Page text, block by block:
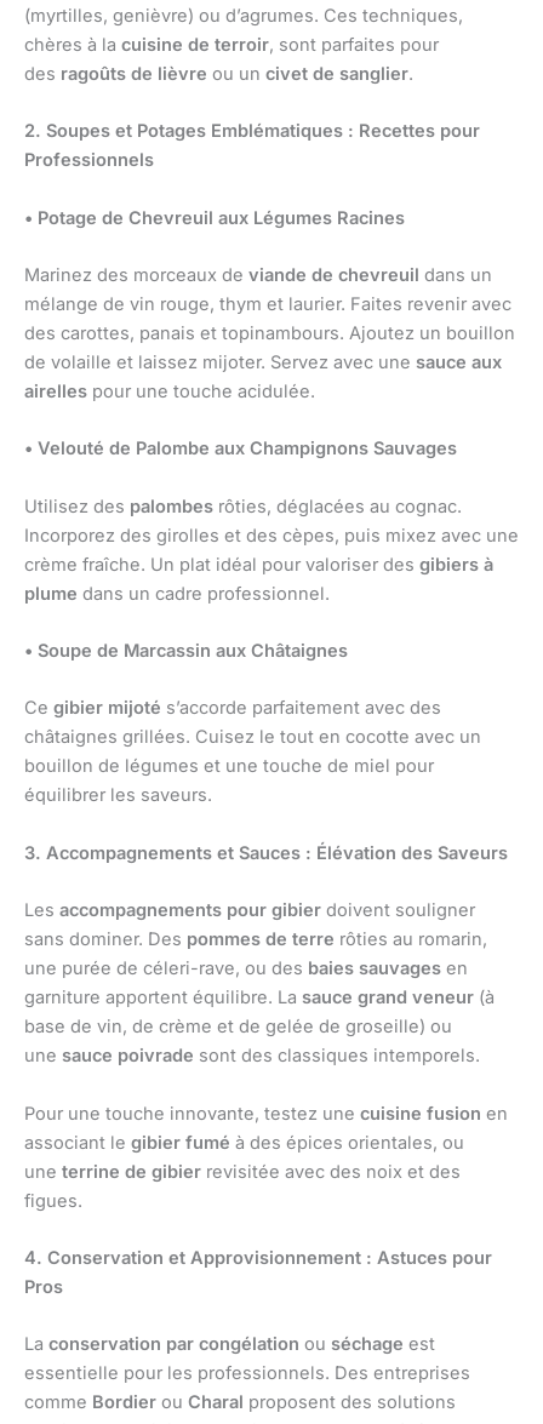
(myrtilles, genièvre) ou d’agrumes. Ces techniques,
chères à la cuisine de terroir, sont parfaites pour
des ragoûts de lièvre ou un civet de sanglier.
2. Soupes et Potages Emblématiques : Recettes pour
Professionnels
• Potage de Chevreuil aux Légumes Racines
Marinez des morceaux de viande de chevreuil dans un
mélange de vin rouge, thym et laurier. Faites revenir avec
des carottes, panais et topinambours. Ajoutez un bouillon
de volaille et laissez mijoter. Servez avec une sauce aux
airelles pour une touche acidulée.
• Velouté de Palombe aux Champignons Sauvages
Utilisez des palombes rôties, déglacées au cognac.
Incorporez des girolles et des cèpes, puis mixez avec une
crème fraîche. Un plat idéal pour valoriser des gibiers à
plume dans un cadre professionnel.
• Soupe de Marcassin aux Châtaignes
Ce gibier mijoté s’accorde parfaitement avec des
châtaignes grillées. Cuisez le tout en cocotte avec un
bouillon de légumes et une touche de miel pour
équilibrer les saveurs.
3. Accompagnements et Sauces : Élévation des Saveurs
Les accompagnements pour gibier doivent souligner
sans dominer. Des pommes de terre rôties au romarin,
une purée de céleri-rave, ou des baies sauvages en
garniture apportent équilibre. La sauce grand veneur (à
base de vin, de crème et de gelée de groseille) ou
une sauce poivrade sont des classiques intemporels.
Pour une touche innovante, testez une cuisine fusion en
associant le gibier fumé à des épices orientales, ou
une terrine de gibier revisitée avec des noix et des
figues.
4. Conservation et Approvisionnement : Astuces pour
Pros
La conservation par congélation ou séchage est
essentielle pour les professionnels. Des entreprises
comme Bordier ou Charal proposent des solutions